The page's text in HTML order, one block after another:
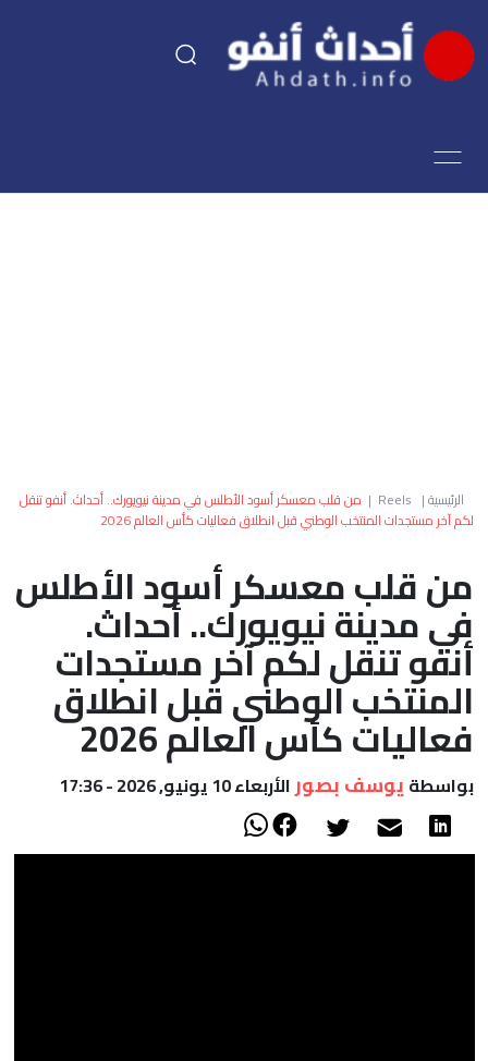
اقتصاد
العالم
أعمدة
الصحراء
الرئيسية|
Reels
| من قلب معسكر أسود الأطلس في مدينة نيويورك.. أحداث. أنفو تنقل
لكم آخر مستجدات المنتخب الوطني قبل انطلاق فعاليات كأس العالم 2026
من قلب معسكر أسود الأطلس
في مدينة نيويورك.. أحداث.
أنفو تنقل لكم آخر مستجدات
المنتخب الوطني قبل انطلاق
فعاليات كأس العالم 2026
بواسطةيوسف بصورالأربعاء 10 يونيو, 2026 - 17:36